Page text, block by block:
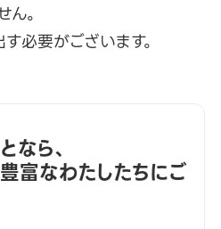
。
必要がございます。
なら、
富なわたしたちにご